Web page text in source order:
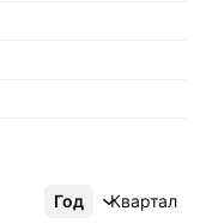
Год Квартал
Ещё